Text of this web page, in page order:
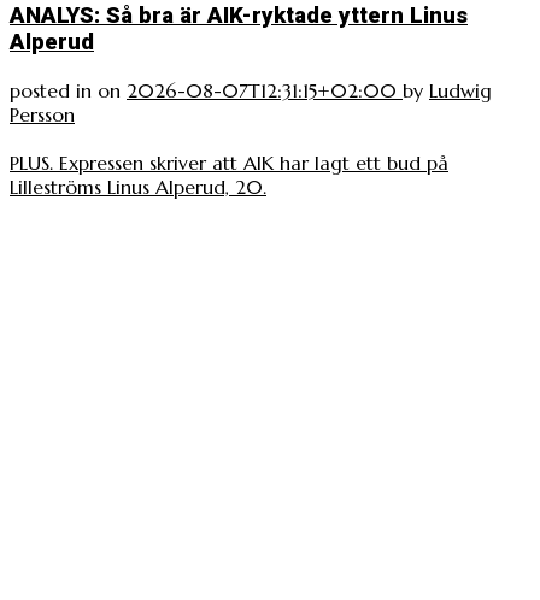
ANALYS: Så bra är AIK-ryktade yttern Linus
Alperud
posted in on 2026-08-07T12:31:15+02:00 by Ludwig
Persson
PLUS. Expressen skriver att AIK har lagt ett bud på
Lilleströms Linus Alperud, 20.